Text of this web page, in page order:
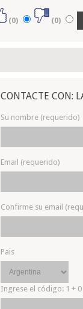
(0) (0)
CONTACTE CON:
Su nombre (requerido)
Email (requerido)
Confirme su email
Pais
Ingrese el código: 1 +